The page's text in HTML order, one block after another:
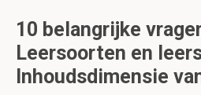
10 belangrijke
Leersoorten en
Inhoudsdimensie